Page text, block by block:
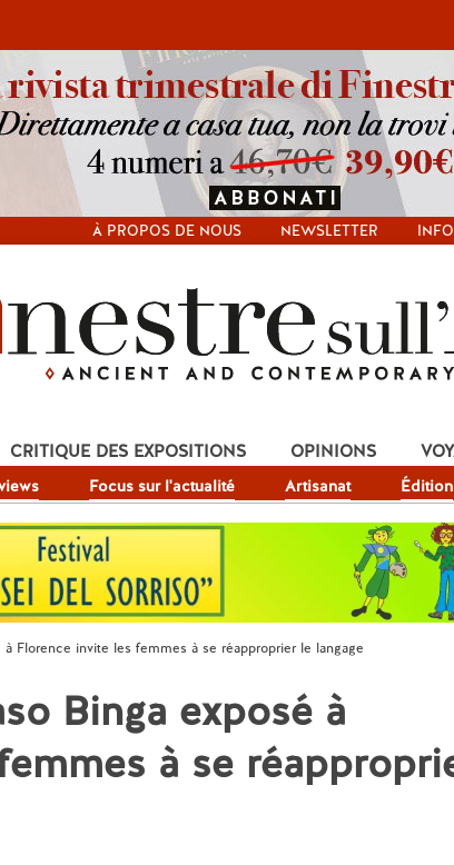
À PROPOS DE NOUS NEWSLETTER INFO
Focus sur l'actualité Artisanat Édition
CRITIQUE DES EXPOSITIONS OPINIONS
à Florence invite les femmes à se réapproprier le langage
Binga exposé à
à se